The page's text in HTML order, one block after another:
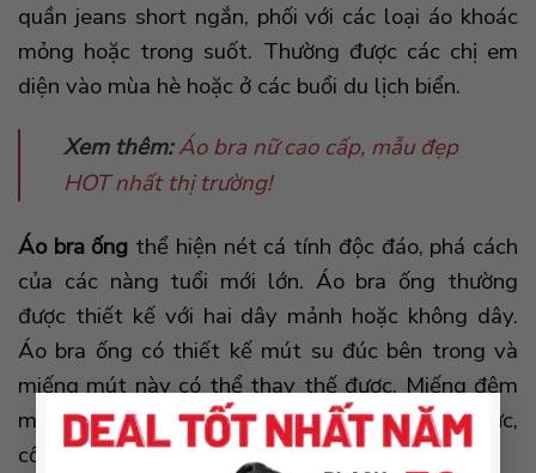
×
quần jeans short ngắn, phối với các loại áo khoác
mỏng hoặc trong suốt. Thường được các chị em
diện vào mùa hè hoặc ở các buổi du lịch biển.
Xem thêm:Áo bra nữ cao cấp, mẫu đẹp
HOT nhất thị trường!
Áo bra ống thể hiện nét cá tính độc đáo, phá cách
của các nàng tuổi mới lớn. Áo bra ống thường
được thiết kế với hai dây mảnh hoặc không dây.
Áo bra ống có thiết kế mút su đúc bên trong và
miếng mút này có thể thay thế được. Miếng đệm
mút bên trong áo bra ống giúp ôm trọn phần ngực,
cố định và tôn dáng quyến rũ.